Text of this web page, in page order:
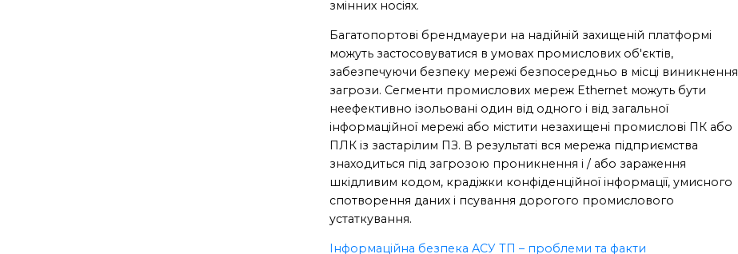
змінних носіях.
Багатопортові брендмауери на надійній захищеній платформі
можуть застосовуватися в умовах промислових об'єктів,
забезпечуючи безпеку мережі безпосередньо в місці виникнення
загрози. Сегменти промислових мереж Ethernet можуть бути
неефективно ізольовані один від одного і від загальної
інформаційної мережі або містити незахищені промислові ПК або
ПЛК із застарілим ПЗ. В результаті вся мережа підприємства
знаходиться під загрозою проникнення і / або зараження
шкідливим кодом, крадіжки конфіденційної інформації, умисного
спотворення даних і псування дорогого промислового
устаткування.
Інформаційна безпека АСУ ТП – проблеми та факти